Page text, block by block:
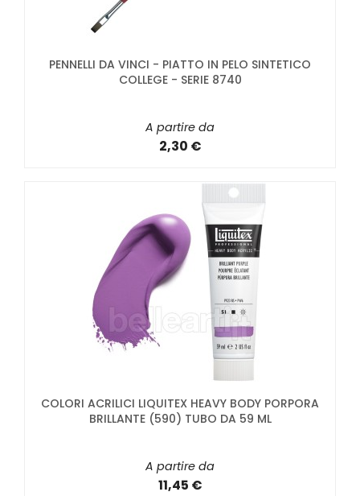
PENNELLI DA VINCI - PIATTO IN PELO SINTETICO
COLLEGE - SERIE 8740
A partire da
2,30 €
COLORI ACRILICI LIQUITEX HEAVY BODY PORPORA
BRILLANTE (590) TUBO DA 59 ML
A partire da
11,45 €